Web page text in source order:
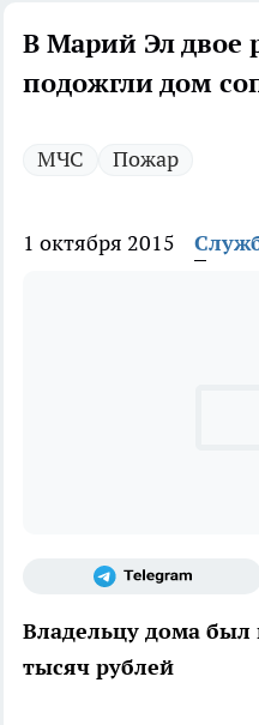
В Марий Эл двое
подожгли дом
МЧС Пожар
1 октября 2015
Владельцу дома
тысяч рублей